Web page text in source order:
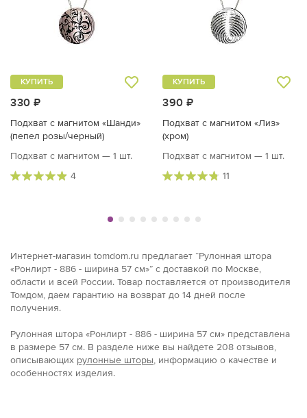
330 ₽
КУПИТЬ
Подхват с магнитом «Шанди»
(пепел розы/черный)
Подхват с магнитом — 1 шт.
4
390 ₽
КУПИТЬ
Подхват с магнитом «Лиз»
(хром)
Подхват с магнитом — 1 шт.
11
Интернет-магазин tomdom.ru предлагает “Рулонная штора
«Ронлирт - 886 - ширина 57 см»” с доставкой по Москве,
области и всей России. Товар поставляется от производителя
Томдом, даем гарантию на возврат до 14 дней после
получения.
Рулонная штора «Ронлирт - 886 - ширина 57 см» представлена
в размерe 57 см. В разделе ниже вы найдете 208 отзывов,
описывающих рулонные шторы, информацию о качестве и
особенностях изделия.